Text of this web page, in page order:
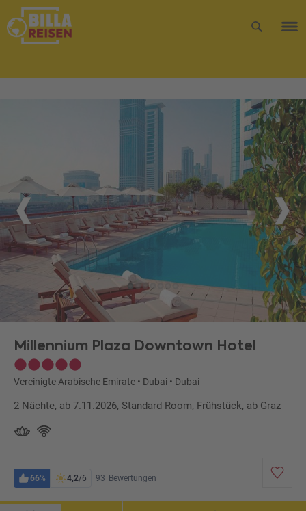
Millennium Plaza Downtown Hotel
Vereinigte Arabische Emirate • Dubai • Dubai
2 Nächte, ab 7.11.2026, Standard Room, Frühstück, ab Graz
66% 4,2/6 93 Bewertungen